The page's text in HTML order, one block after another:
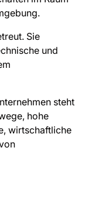
Sie
und
steht
hohe
wirtschaftliche